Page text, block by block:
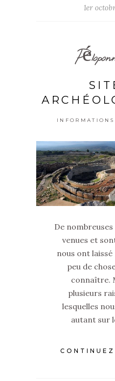
1er
De
venues et
nous ont
peu de
connaître.
plusieurs
lesquelles
autant sur